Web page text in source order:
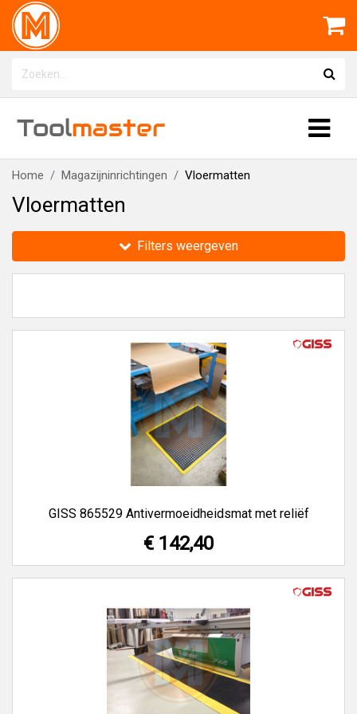
Toolmaster
Home Magazijninrichtingen Vloermatten
Vloermatten
Filters weergeven
GISS 865529 Antivermoeidheidsmat met reliëf
€ 142,40